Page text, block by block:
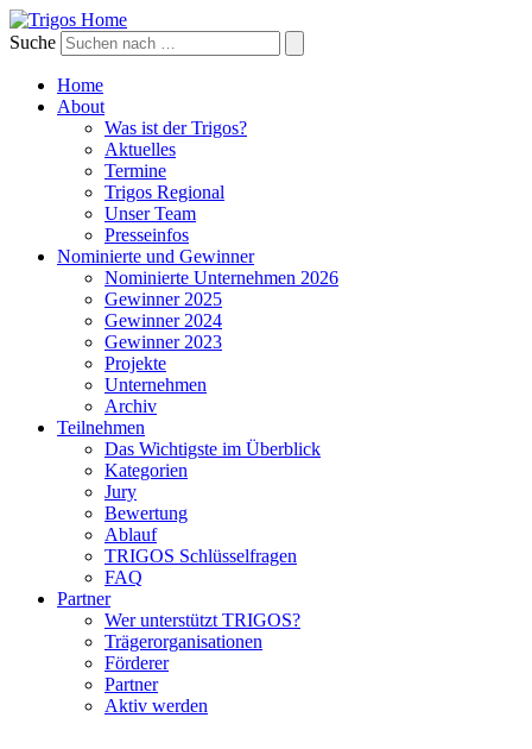
Suche
Home
About
Was ist der Trigos?
Aktuelles
Termine
Trigos Regional
Unser Team
Presseinfos
Nominierte und Gewinner
Nominierte Unternehmen 2026
Gewinner 2025
Gewinner 2024
Gewinner 2023
Projekte
Unternehmen
Archiv
Teilnehmen
Das Wichtigste im Überblick
Kategorien
Jury
Bewertung
Ablauf
TRIGOS Schlüsselfragen
FAQ
Partner
Wer unterstützt TRIGOS?
Trägerorganisationen
Förderer
Partner
Aktiv werden